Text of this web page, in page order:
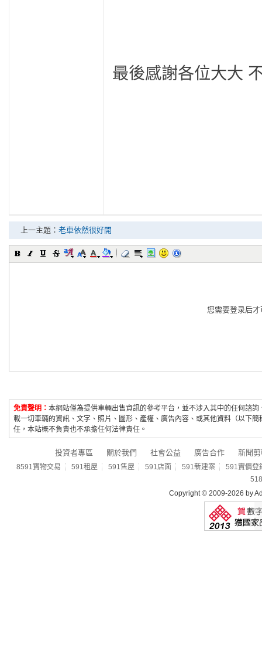
上一主題： 老車依然很好開
您需要登录后
免責聲明： 本網站僅為提供車輛出售資訊的參考平台，並不涉入其中的任何諮
載一切車輛的資訊、文字、照片、圖形、產權、廣告內容、或其他資料（以下
任，本站概不負責也不承擔任何法律責任。
投資者專區 關於我們 社會公益 廣告合作 新聞
8591寶物交易 591租屋 591售屋 591店面 591新建案
591實價登
Copyright © 2009-2026 by